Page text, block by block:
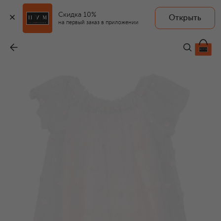
Скидка 10%
на первый заказ в приложении
Открыть